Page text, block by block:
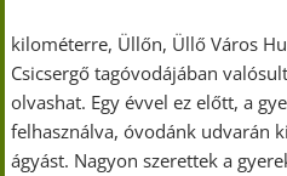
kilométerre, Üllőn, Üllő Város
Csicsergő tagóvodájában
olvashat. Egy évvel ez előtt, a
felhasználva, óvodánk udvarán
ágyást. Nagyon szerettek a